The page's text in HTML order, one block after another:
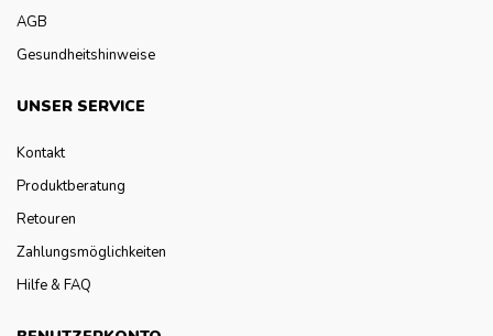
AGB
Gesundheitshinweise
UNSER SERVICE
Kontakt
Produktberatung
Retouren
Zahlungsmöglichkeiten
Hilfe & FAQ